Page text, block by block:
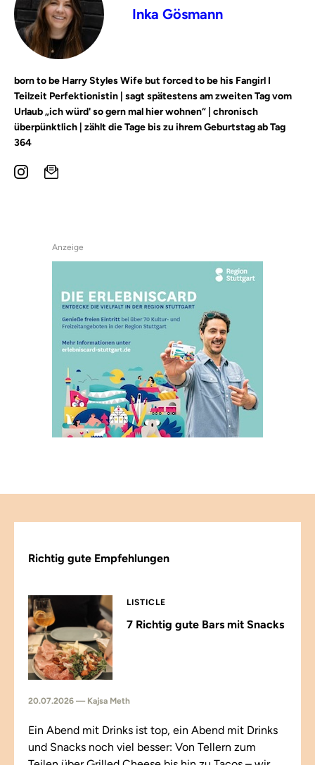
Inka Gösmann
born to be Harry Styles Wife but forced to be his Fangirl I
Teilzeit Perfektionistin | sagt spätestens am zweiten Tag vom
Urlaub „ich würd' so gern mal hier wohnen“ | chronisch
überpünktlich | zählt die Tage bis zu ihrem Geburtstag ab Tag
364
Anzeige
Richtig gute Empfehlungen
LISTICLE
7 Richtig gute Bars mit Snacks
20.07.2026 — Kajsa Meth
Ein Abend mit Drinks ist top, ein Abend mit Drinks
und Snacks noch viel besser: Von Tellern zum